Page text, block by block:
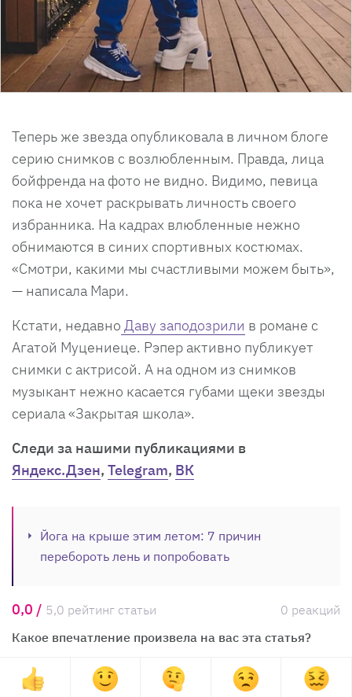
Теперь же звезда опубликовала в личном блоге
серию снимков с возлюбленным. Правда, лица
бойфренда на фото не видно. Видимо, певица
пока не хочет раскрывать личность своего
избранника. На кадрах влюбленные нежно
обнимаются в синих спортивных костюмах.
«Смотри, какими мы счастливыми можем быть»,
— написала Мари.
Кстати, недавно Даву заподозрили в романе с
Агатой Муцениеце. Рэпер активно публикует
снимки с актрисой. А на одном из снимков
музыкант нежно касается губами щеки звезды
сериала «Закрытая школа».
Cледи за нашими публикациями в
Яндекс.Дзен, Telegram, ВК
Йога на крыше этим летом: 7 причин
перебороть лень и попробовать
0,0 / 5,0 рейтинг статьи
0 реакций
Какое впечатление произвела на вас эта статья?